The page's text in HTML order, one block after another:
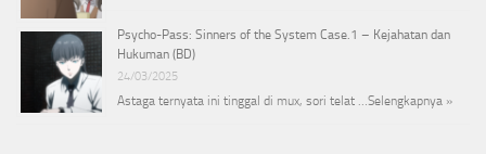
Psycho-Pass: Sinners of the System Case.1 – Kejahatan dan
Hukuman (BD)
24/03/2025
Astaga ternyata ini tinggal di mux, sori telat …Selengkapnya »